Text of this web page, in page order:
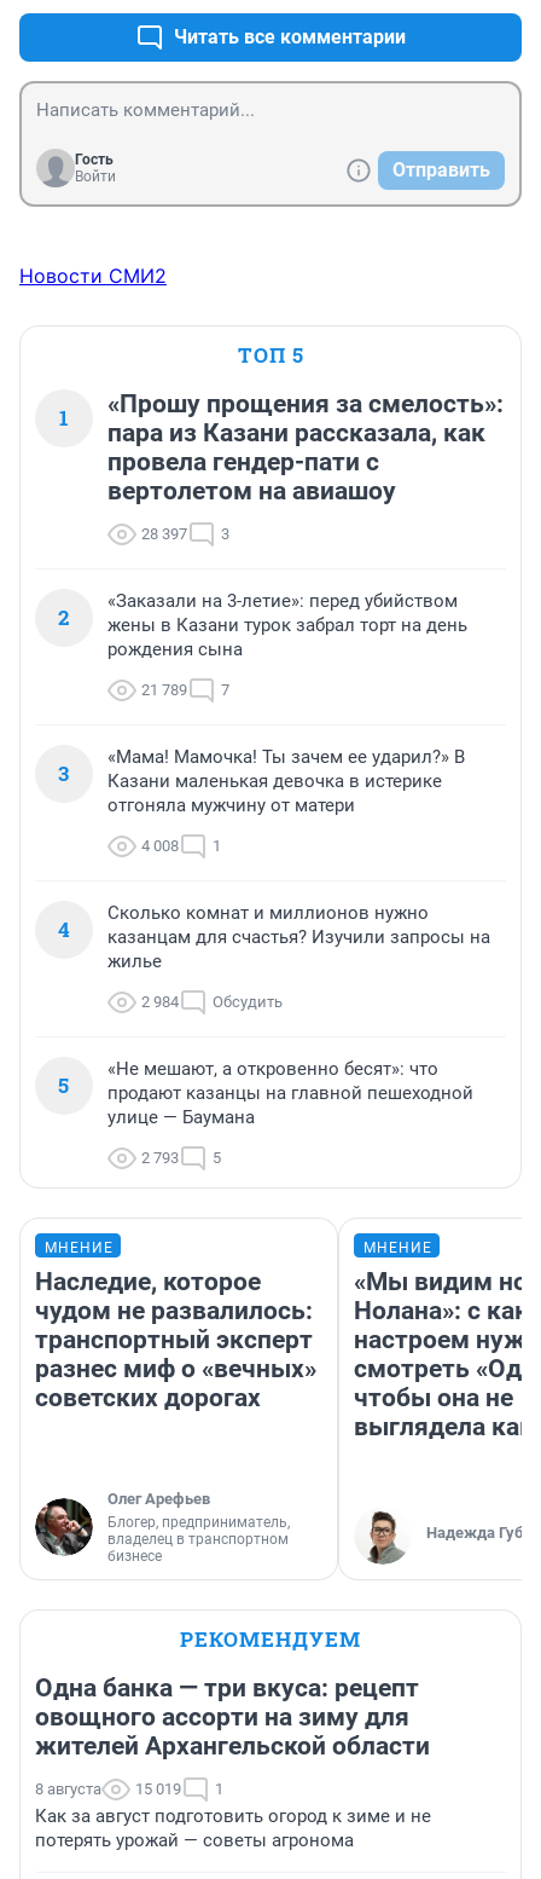
Читать все комментарии
Гость
Войти
Отправить
Новости СМИ2
ТОП 5
1
«Прошу прощения за смелость»:
пара из Казани рассказала, как
провела гендер-пати с
вертолетом на авиашоу
28 397 3
2
«Заказали на 3-летие»: перед убийством
жены в Казани турок забрал торт на день
рождения сына
21 789 7
3
«Мама! Мамочка! Ты зачем ее ударил?» В
Казани маленькая девочка в истерике
отгоняла мужчину от матери
4 008 1
4
Сколько комнат и миллионов нужно
казанцам для счастья? Изучили запросы на
жилье
2 984 Обсудить
5
«Не мешают, а откровенно бесят»: что
продают казанцы на главной пешеходной
улице — Баумана
2 793 5
МНЕНИЕ
Наследие, которое
чудом не развалилось:
транспортный эксперт
разнес миф о «вечных»
советских дорогах
Олег Арефьев
Блогер, предприниматель,
владелец в транспортном
бизнесе
МНЕНИЕ
«Мы видим
Нолана»: с
настроем
смотреть
чтобы она не
выглядела как
Надежда
РЕКОМЕНДУЕМ
Одна банка — три вкуса: рецепт
овощного ассорти на зиму для
жителей Архангельской области
8 августа 15 019 1
Как за август подготовить огород к зиме и не
потерять урожай — советы агронома